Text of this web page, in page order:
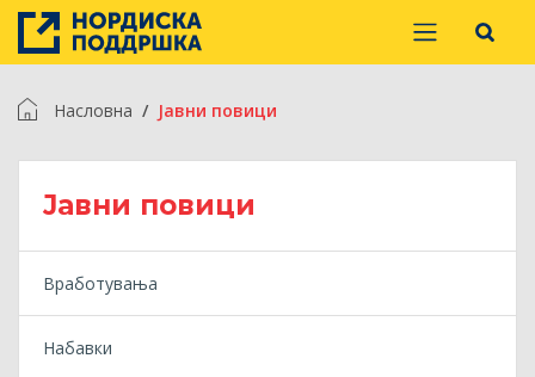
Насловна Jавни повици
Jавни повици
Вработувања
Набавки